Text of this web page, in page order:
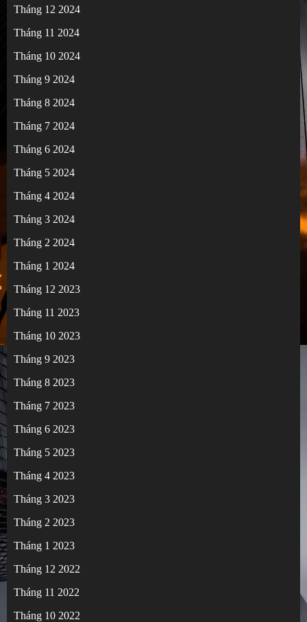
Tháng 12 2024
Tháng 11 2024
Tháng 10 2024
Tháng 9 2024
Tháng 8 2024
Tháng 7 2024
Tháng 6 2024
Tháng 5 2024
Tháng 4 2024
Tháng 3 2024
Tháng 2 2024
Tháng 1 2024
Tháng 12 2023
Tháng 11 2023
Tháng 10 2023
Tháng 9 2023
Tháng 8 2023
Tháng 7 2023
Tháng 6 2023
Tháng 5 2023
Tháng 4 2023
Tháng 3 2023
Tháng 2 2023
Tháng 1 2023
Tháng 12 2022
Tháng 11 2022
Tháng 10 2022